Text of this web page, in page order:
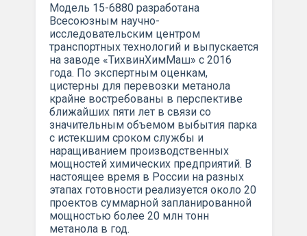
Модель 15-6880 разработана
Всесоюзным научно-
исследовательским центром
транспортных технологий и выпускается
на заводе «ТихвинХимМаш» с 2016
года. По экспертным оценкам,
цистерны для перевозки метанола
крайне востребованы в перспективе
ближайших пяти лет в связи со
значительным объемом выбытия парка
с истекшим сроком службы и
наращиванием производственных
мощностей химических предприятий. В
настоящее время в России на разных
этапах готовности реализуется около 20
проектов суммарной запланированной
мощностью более 20 млн тонн
метанола в год.